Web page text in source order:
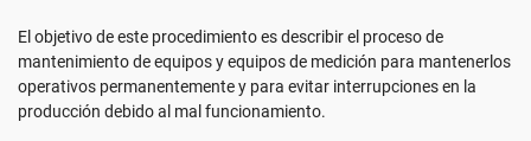
ISO 42001
Por dónde empezar
Otros
Consultores
Empresas de TI y SaaS
Acerca de nosotros
El objetivo de este procedimiento es describir el proceso de
mantenimiento de equipos y equipos de medición para mantenerlos
operativos permanentemente y para evitar interrupciones en la
producción debido al mal funcionamiento.